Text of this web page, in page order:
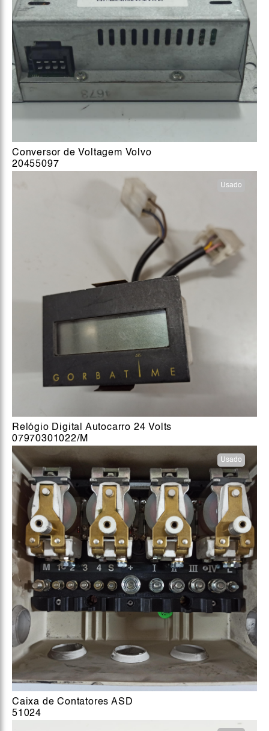
Conversor de Voltagem Volvo
20455097
Usado
Relógio Digital Autocarro 24 Volts
07970301022/M
Usado
Caixa de Contatores ASD
51024